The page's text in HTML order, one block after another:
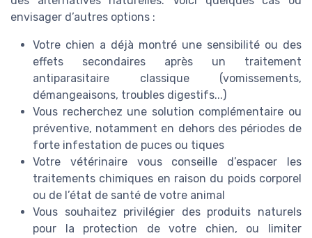
envisager d’autres options :
Votre chien a déjà montré une sensibilité ou des
effets secondaires après un traitement
antiparasitaire classique (vomissements,
démangeaisons, troubles digestifs...)
Vous recherchez une solution complémentaire ou
préventive, notamment en dehors des périodes de
forte infestation de puces ou tiques
Votre vétérinaire vous conseille d’espacer les
traitements chimiques en raison du poids corporel
ou de l’état de santé de votre animal
Vous souhaitez privilégier des produits naturels
pour la protection de votre chien, ou limiter